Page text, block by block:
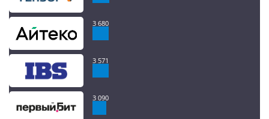
3 680
3 571
3 090